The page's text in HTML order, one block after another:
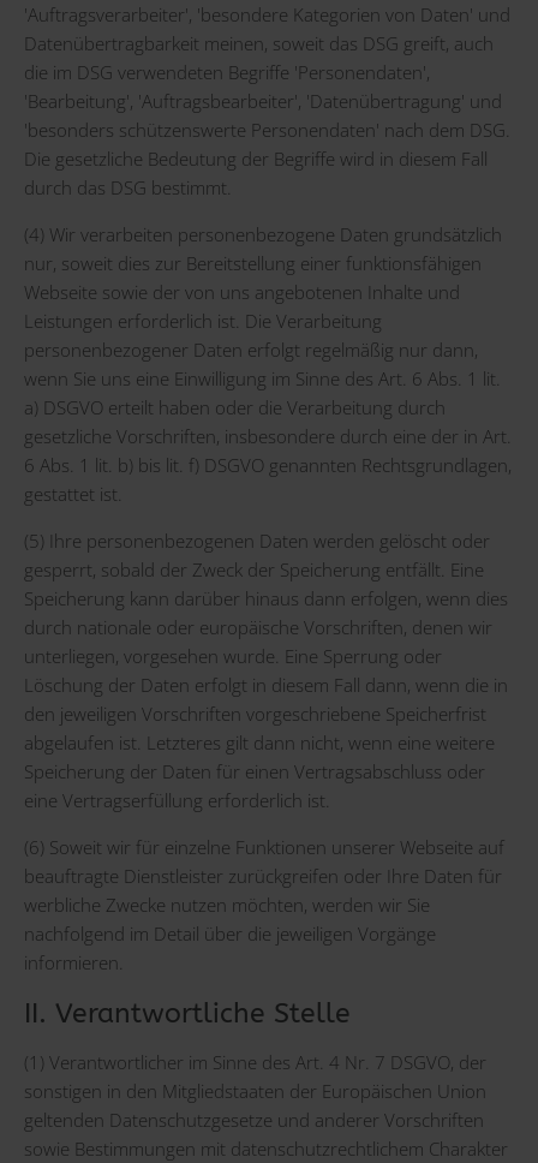
'Auftragsverarbeiter', 'besondere Kategorien von Daten' und
Datenübertragbarkeit meinen, soweit das DSG greift, auch
die im DSG verwendeten Begriffe 'Personendaten',
'Bearbeitung', 'Auftragsbearbeiter', 'Datenübertragung' und
'besonders schützenswerte Personendaten' nach dem DSG.
Die gesetzliche Bedeutung der Begriffe wird in diesem Fall
durch das DSG bestimmt.
(4) Wir verarbeiten personenbezogene Daten grundsätzlich
nur, soweit dies zur Bereitstellung einer funktionsfähigen
Webseite sowie der von uns angebotenen Inhalte und
Leistungen erforderlich ist. Die Verarbeitung
personenbezogener Daten erfolgt regelmäßig nur dann,
wenn Sie uns eine Einwilligung im Sinne des Art. 6 Abs. 1 lit.
a) DSGVO erteilt haben oder die Verarbeitung durch
gesetzliche Vorschriften, insbesondere durch eine der in Art.
6 Abs. 1 lit. b) bis lit. f) DSGVO genannten Rechtsgrundlagen,
gestattet ist.
(5) Ihre personenbezogenen Daten werden gelöscht oder
gesperrt, sobald der Zweck der Speicherung entfällt. Eine
Speicherung kann darüber hinaus dann erfolgen, wenn dies
durch nationale oder europäische Vorschriften, denen wir
unterliegen, vorgesehen wurde. Eine Sperrung oder
Löschung der Daten erfolgt in diesem Fall dann, wenn die in
den jeweiligen Vorschriften vorgeschriebene Speicherfrist
abgelaufen ist. Letzteres gilt dann nicht, wenn eine weitere
Speicherung der Daten für einen Vertragsabschluss oder
eine Vertragserfüllung erforderlich ist.
(6) Soweit wir für einzelne Funktionen unserer Webseite auf
beauftragte Dienstleister zurückgreifen oder Ihre Daten für
werbliche Zwecke nutzen möchten, werden wir Sie
nachfolgend im Detail über die jeweiligen Vorgänge
informieren.
II. Verantwortliche Stelle
(1) Verantwortlicher im Sinne des Art. 4 Nr. 7 DSGVO, der
sonstigen in den Mitgliedstaaten der Europäischen Union
geltenden Datenschutzgesetze und anderer Vorschriften
sowie Bestimmungen mit datenschutzrechtlichem Charakter